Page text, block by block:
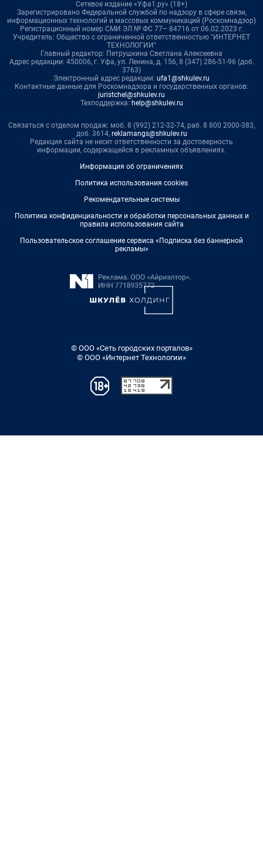
Сетевое издание «Уфа1.ру» (18+)
Зарегистрировано Федеральной службой по надзору в сфере связи,
информационных технологий и массовых коммуникаций (Роскомнадзор)
Регистрационный номер СМИ ЭЛ № ФС 77– 84716 от 06.02.2023 г.
Учредитель: Общество с ограниченной ответственностью "ИНТЕРНЕТ
ТЕХНОЛОГИИ"
Главный редактор: Петрушкина Светлана Алексеевна
Адрес редакции: 450006, г. Уфа, ул. Ленина, д. 156, 8 (347) 286-51-96 (доб.
3763)
Электронный адрес редакции: ufa1@shkulev.ru
Контактные данные для Роскомнадзора и государственных органов:
juristchel@shkulev.ru
Техподдержка: help@shkulev.ru
Связаться с отделом продаж: моб. 8 (992) 212-32-74, раб. 8 800 2000-383,
доб. 3614, reklamangs@shkulev.ru
Редакция сайта не несет ответственности за достоверность
информации, содержащейся в рекламных объявлениях.
Информация об ограничениях
Политика использования cookies
Рекомендательные системы
Политика конфиденциальности и обработки персональных данных и
правила использования сайта
Пользовательское соглашение сервиса «Подписка без баннерной
рекламы»
© ООО «Сеть городских порталов»
© ООО «Интернет Технологии»